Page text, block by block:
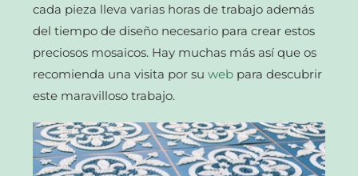
cada pieza lleva varias horas de trabajo además
del tiempo de diseño necesario para crear estos
preciosos mosaicos. Hay muchas más así que os
recomienda una visita por suweb para descubrir
este maravilloso trabajo.